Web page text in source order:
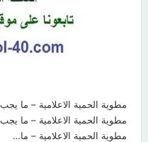
مطوية الحمية الاعلامية – ما
مطوية الحمية الاعلامية – ما
مطوية الحمية الاعلامية – ما…